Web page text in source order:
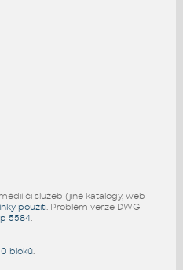
či služeb (jiné katalogy, web
použití. Problém verze DWG
5584.
bloků.